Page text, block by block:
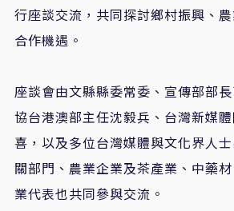
行座談交流，共同探討鄉村振興、
合作機遇。
座談會由文縣縣委常委、宣傳部部
協台港澳部主任沈毅兵、台灣新媒
喜，以及多位台灣媒體與文化界人
關部門、農業企業及茶產業、中藥
業代表也共同參與交流。